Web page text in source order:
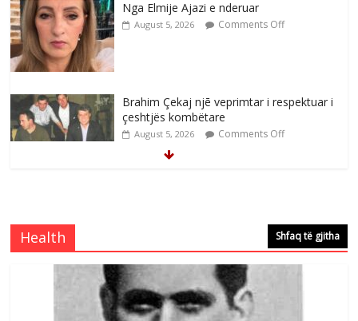
Nga Elmije Ajazi e nderuar
August 5, 2026 Comments Off
Brahim Çekaj njē veprimtar i respektuar i
çeshtjës kombëtare
August 5, 2026 Comments Off
e invalidëve në Fushë Kosovë
Comments Off
Çlirimtari Agron Gërvalla me takime pune
në atdhe të shoqerisë Levizja
Health Shfaq të gjitha